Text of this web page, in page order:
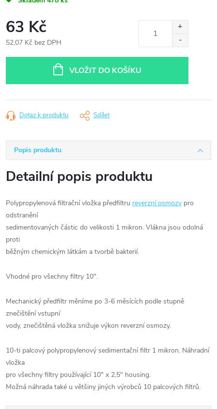
63 Kč
52,07 Kč bez DPH
VLOŽIT DO KOŠÍKU
Dotaz k produktu Sdílet
Popis produktu
Detailní popis produktu
Polypropylenová filtrační vložka předfiltru reverzní osmozy pro
odstranění
sedimentovaných částic do velikosti 1 mikron. Vlákna jsou odolná
proti
běžným chemickým látkám a tvorbě bakterií.
Vhodné pro všechny filtry 10".
Mechanický předfiltr měníme po 3-6 měsících podle stupně
znečištění vstupní
vody, znečištěná vložka snižuje výkon reverzní osmozy.
10-ti palcový polypropylenový sedimentační filtr 1 mikron. Náhradní
vložka
pro všechny filtry používající 10" x 2,5" housing.
Možná náhrada také u většiny jiných výrobců 10 palcových filtrů.